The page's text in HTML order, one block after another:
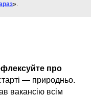
».
про
— природньо.
вакансію всім